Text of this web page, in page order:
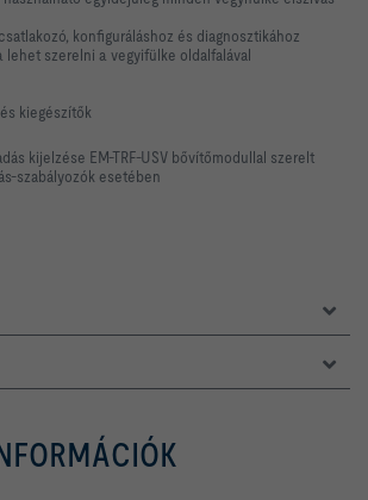
konfiguráláshoz és diagnosztikához
lehet szerelni a vegyifülke oldalfalával
kiegészítők
kijelzése EM-TRF-USV bővítőmodullal szerelt
szabályozók esetében